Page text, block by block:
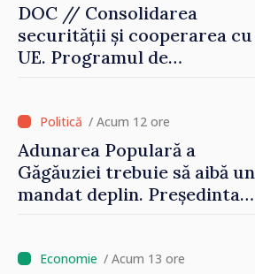
DOC // Consolidarea
securității și cooperarea cu
UE. Programul de
perioada 2024–2034,
publicat în Monitorul Oficial
/ Acum 12 ore
Adunarea Populară a
Găgăuziei trebuie să aibă un
mandat deplin. Președinta
/ Acum 13 ore